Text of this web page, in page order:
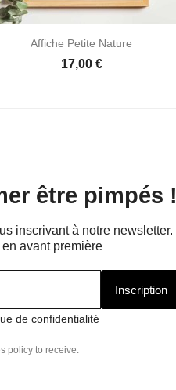
Aperçu rapide
Affiche Petite Nature
17,00 €
être pimpés !
inscrivant à notre newsletter.
avant première
Inscription
de confidentialité
policy to receive.